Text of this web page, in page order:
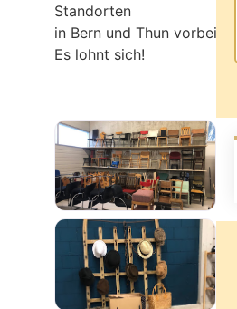
Standorten
in Bern und Thun vorbei!
Es lohnt sich!